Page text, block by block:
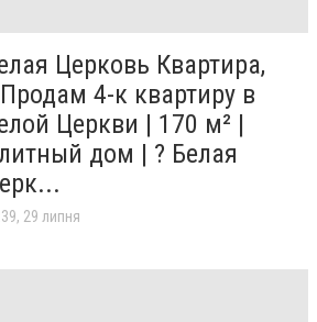
Церковь Квартира,
4-к квартиру в
Церкви | 170 м² |
дом | ? Белая
29 липня